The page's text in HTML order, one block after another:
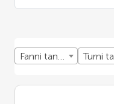
Fanni tanlang